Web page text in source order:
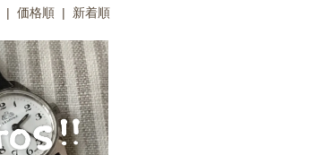
| 価格順 | 新着順